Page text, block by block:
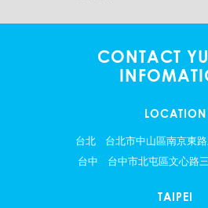
CONTACT
LOCATION
台北
台北市中山區南京東
台中
台中市北屯區文心路
TAIPEI